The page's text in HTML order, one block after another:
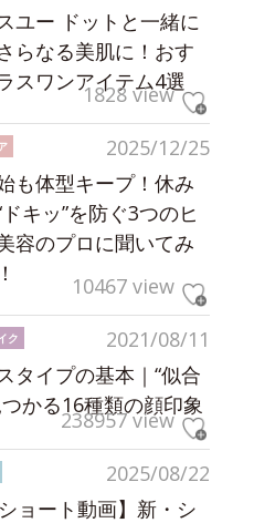
ユー ドットと一緒に
らなる美肌に！おす
スワンアイテム4選
1828 view
2025/12/25
も体型キープ！休み
キッ”を防ぐ3つのヒ
容のプロに聞いてみ
10467 view
2021/08/11
ク
タイプの基本｜“似合
つかる16種類の顔印象
238957 view
2025/08/22
ショート動画】新・シ